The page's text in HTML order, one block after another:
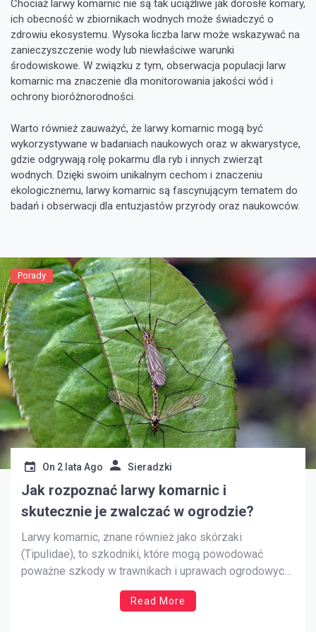
Chociaż larwy komarnic nie są tak uciążliwe jak dorosłe komary,
ich obecność w zbiornikach wodnych może świadczyć o
zdrowiu ekosystemu. Wysoka liczba larw może wskazywać na
zanieczyszczenie wody lub niewłaściwe warunki
środowiskowe. W związku z tym, obserwacja populacji larw
komarnic ma znaczenie dla monitorowania jakości wód i
ochrony bioróżnorodności.
Warto również zauważyć, że larwy komarnic mogą być
wykorzystywane w badaniach naukowych oraz w akwarystyce,
gdzie odgrywają rolę pokarmu dla ryb i innych zwierząt
wodnych. Dzięki swoim unikalnym cechom i znaczeniu
ekologicznemu, larwy komarnic są fascynującym tematem do
badań i obserwacji dla entuzjastów przyrody oraz naukowców.
Porady
On 2 lata Ago Sieradzki
Jak rozpoznać larwy komarnic i
skutecznie je zwalczać w ogrodzie?
Larwy komarnic, znane również jako skórzaki
(Tipulidae), to szkodniki, które mogą powodować
poważne szkody w trawnikach i uprawach ogrodowych.
Te niepozorne larwy, będące stadium rozwojowym
komarnic, żyją w glebie i żerują na korzeniach traw oraz
Read More